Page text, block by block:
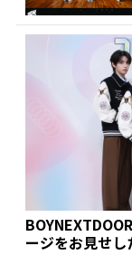
ージをお見せ